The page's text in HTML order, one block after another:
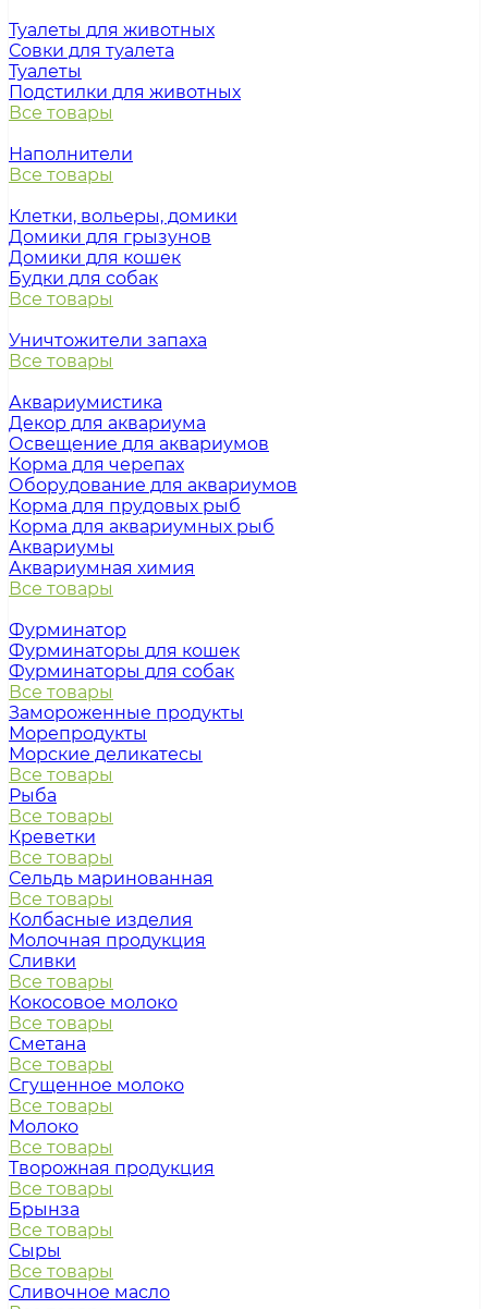
Туалеты для животных
Совки для туалета
Туалеты
Подстилки для животных
Все товары
Наполнители
Все товары
Клетки, вольеры, домики
Домики для грызунов
Домики для кошек
Будки для собак
Все товары
Уничтожители запаха
Все товары
Аквариумистика
Декор для аквариума
Освещение для аквариумов
Корма для черепах
Оборудование для аквариумов
Корма для прудовых рыб
Корма для аквариумных рыб
Аквариумы
Аквариумная химия
Все товары
Фурминатор
Фурминаторы для кошек
Фурминаторы для собак
Все товары
Замороженные продукты
Морепродукты
Морские деликатесы
Все товары
Рыба
Все товары
Креветки
Все товары
Сельдь маринованная
Все товары
Колбасные изделия
Молочная продукция
Сливки
Все товары
Кокосовое молоко
Все товары
Сметана
Все товары
Сгущенное молоко
Все товары
Молоко
Все товары
Творожная продукция
Все товары
Брынза
Все товары
Сыры
Все товары
Сливочное масло